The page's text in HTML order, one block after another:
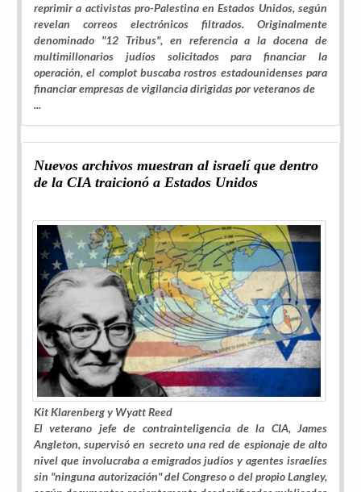
reprimir a activistas pro-Palestina en Estados Unidos, según
revelan correos electrónicos filtrados. Originalmente
denominado "12 Tribus", en referencia a la docena de
multimillonarios judíos solicitados para financiar la
operación, el complot buscaba rostros estadounidenses para
financiar empresas de vigilancia dirigidas por veteranos de
...
Nuevos archivos muestran al israelí que dentro
de la CIA traicionó a Estados Unidos
Kit Klarenberg y Wyatt Reed
El veterano jefe de contrainteligencia de la CIA, James
Angleton, supervisó en secreto una red de espionaje de alto
nivel que involucraba a emigrados judíos y agentes israelíes
sin "ninguna autorización" del Congreso o del propio Langley,